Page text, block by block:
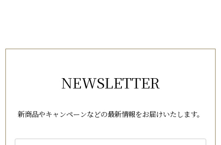
NEWSLETTER
新商品やキャンペーンなどの最新情報をお届けいたします。